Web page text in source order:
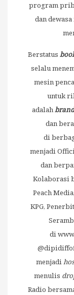
program
dan
Berstatus
selalu
mesin
untuk
adalah
dan
di
menjadi
dan
Kolaborasi
Peach
KPG,
di
menjadi
menulis
Radio